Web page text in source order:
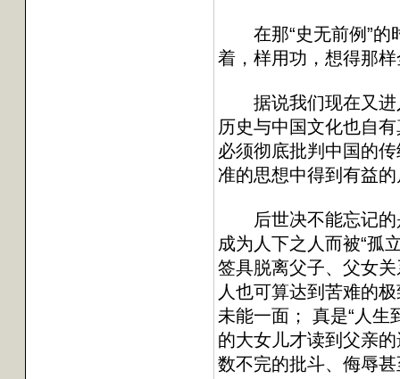
在那“史无前例”的时
着，样用功，想得那
据说我们现在又进入
历史与中国文化也自
必须彻底批判中国的
准的思想中得到有益
后世决不能忘记的是
成为人下之人而被“孤
签具脱离父子、父女
人也可算达到苦难的
未能一面； 真是“人
的大女儿才读到父亲
数不完的批斗、侮辱